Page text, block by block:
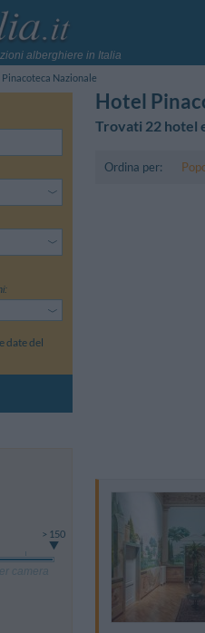
alberghiere in Italia
Pinacoteca Nazionale
date del
Hotel
Trovati 22 hotel
Ordina per:
> 150
camera